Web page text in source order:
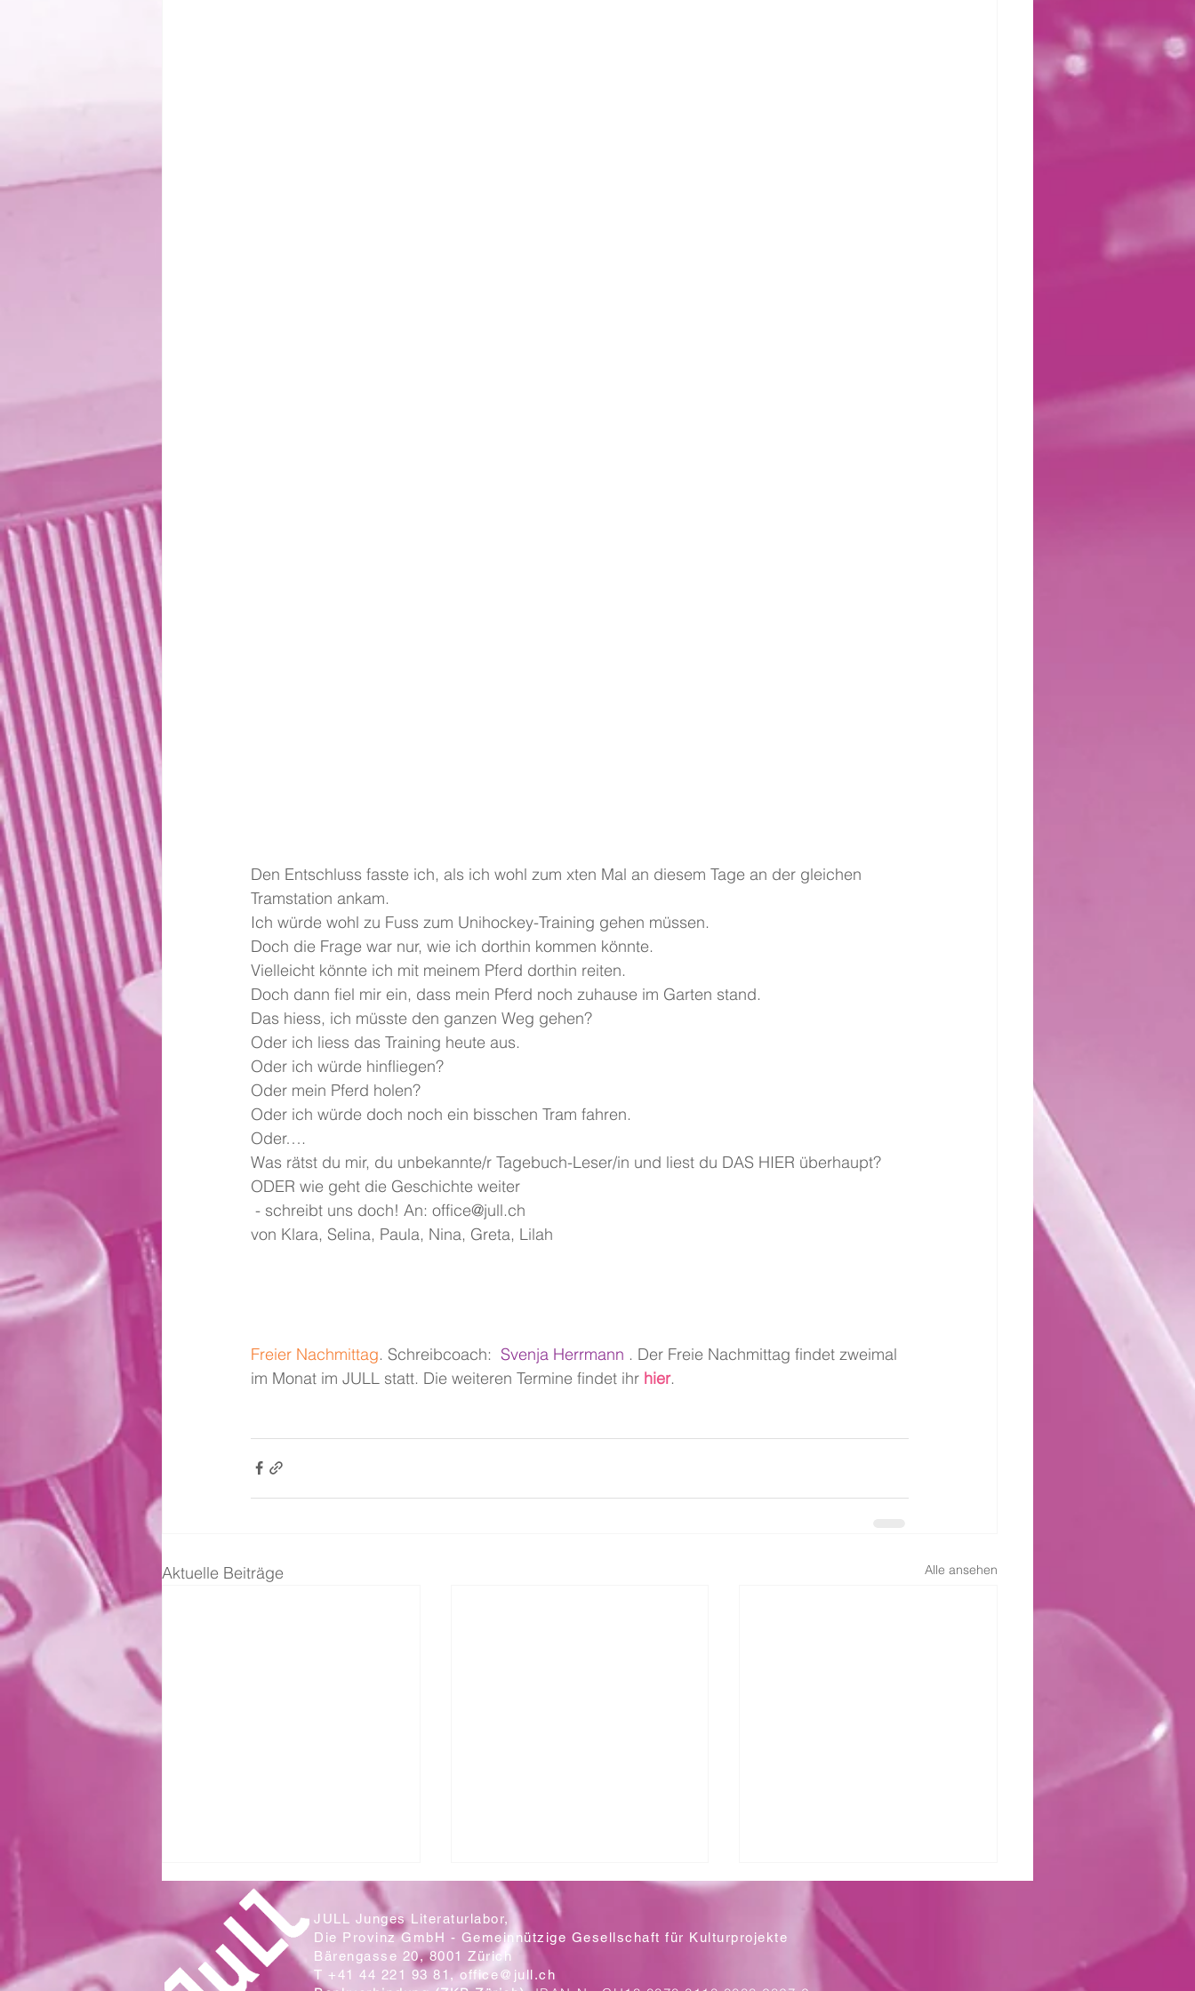
Den Entschluss fasste ich, als ich wohl zum xten Mal an diesem Tage an der gleichen
Tramstation ankam.
Ich würde wohl zu Fuss zum Unihockey-Training gehen müssen.
Doch die Frage war nur, wie ich dorthin kommen könnte.
Vielleicht könnte ich mit meinem Pferd dorthin reiten.
Doch dann fiel mir ein, dass mein Pferd noch zuhause im Garten stand.
Das hiess, ich müsste den ganzen Weg gehen?
Oder ich liess das Training heute aus.
Oder ich würde hinfliegen?
Oder mein Pferd holen?
Oder ich würde doch noch ein bisschen Tram fahren.
Oder….
Was rätst du mir, du unbekannte/r Tagebuch-Leser/in und liest du DAS HIER überhaupt?
ODER wie geht die Geschichte weiter
- schreibt uns doch! An: office@jull.ch
von Klara, Selina, Paula, Nina, Greta, Lilah
Freier Nachmittag. Schreibcoach: Svenja Herrmann . Der Freie Nachmittag findet zweimal
im Monat im JULL statt. Die weiteren Termine findet ihr hier.
Aktuelle Beiträge Alle ansehen
Mit letzter Kraft
JULL Junges Literaturlabor,
Die Provinz GmbH - Gemeinnützige Gesellschaft für Kulturprojekte
Bärengasse 20, 8001 Zürich
T +41 44 221 93 81,office@jull.ch